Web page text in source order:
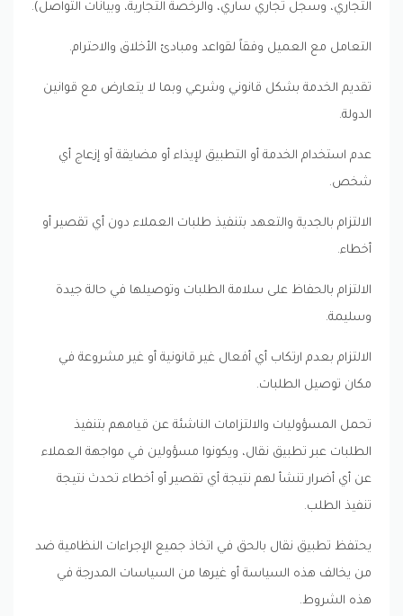
التجاري، وسجل تجاري ساري، والرخصة التجارية، وبيانات التواصل).
التعامل مع العميل وفقاً لقواعد ومبادئ الأخلاق والاحترام.
تقديم الخدمة بشكل قانوني وشرعي وبما لا يتعارض مع قوانين
الدولة.
عدم استخدام الخدمة أو التطبيق لإيذاء أو مضايقة أو إزعاج أي
شخص.
الالتزام بالجدية والتعهد بتنفيذ طلبات العملاء دون أي تقصير أو
أخطاء.
الالتزام بالحفاظ على سلامة الطلبات وتوصيلها في حالة جيدة
وسليمة.
الالتزام بعدم ارتكاب أي أفعال غير قانونية أو غير مشروعة في
مكان توصيل الطلبات.
تحمل المسؤوليات والالتزامات الناشئة عن قيامهم بتنفيذ
الطلبات عبر تطبيق نقال، ويكونوا مسؤولين في مواجهة العملاء
عن أي أضرار تنشأ لهم نتيجة أي تقصير أو أخطاء تحدث نتيجة
تنفيذ الطلب.
يحتفظ تطبيق نقال بالحق في اتخاذ جميع الإجراءات النظامية ضد
من يخالف هذه السياسة أو غيرها من السياسات المدرجة في
هذه الشروط.